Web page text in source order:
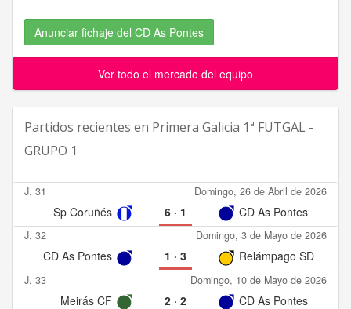
Anunciar fichaje del CD As Pontes
Ver todo el mercado del equipo
Partidos recientes en Primera Galicia 1ª FUTGAL -
GRUPO 1
J. 31 Domingo, 26 de Abril de 2026
Sp Coruñés 6· 1 CD As Pontes
J. 32 Domingo, 3 de Mayo de 2026
CD As Pontes 1 · 3 Relámpago SD
J. 33 Domingo, 10 de Mayo de 2026
Meirás CF 2· 2 CD As Pontes